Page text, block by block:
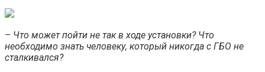
– Что может пойти не так в ходе установки? Что
необходимо знать человеку, который никогда с ГБО не
сталкивался?